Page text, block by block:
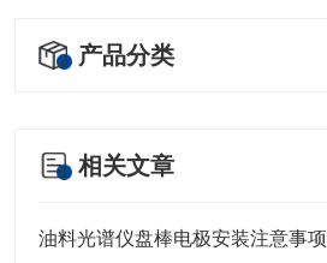
产品分类
相关文章
油料光谱仪盘棒电极安装注意事项